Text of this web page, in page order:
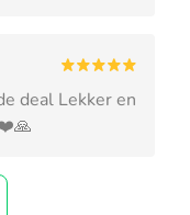
deal Lekker en